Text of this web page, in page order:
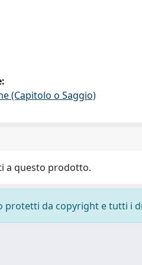
(Capitolo o Saggio)
a questo prodotto.
protetti da copyright e tutti i